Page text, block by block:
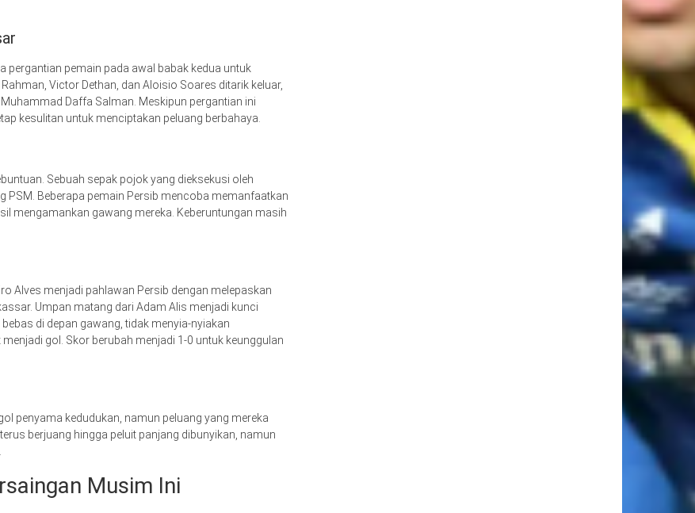
pergantian pemain pada awal babak kedua untuk
Victor Dethan, dan Aloisio Soares ditarik keluar,
Daffa Salman. Meskipun pergantian ini
kesulitan untuk menciptakan peluang berbahaya.
Sebuah sepak pojok yang dieksekusi oleh
PSM. Beberapa pemain Persib mencoba memanfaatkan
mengamankan gawang mereka. Keberuntungan masih
Alves menjadi pahlawan Persib dengan melepaskan
Umpan matang dari Adam Alis menjadi kunci
di depan gawang, tidak menyia-nyiakan
gol. Skor berubah menjadi 1-0 untuk keunggulan
penyama kedudukan, namun peluang yang mereka
berjuang hingga peluit panjang dibunyikan, namun
Musim Ini